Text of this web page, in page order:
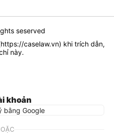
seserved
https://caselaw.vn) khi trích dẫn,
này.
khoản
bằng Google